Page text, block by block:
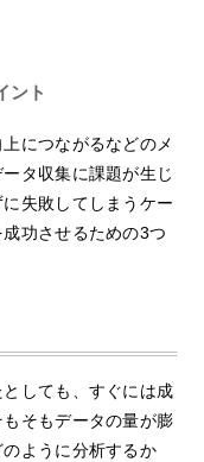
ント
につながるなどのメ
タ収集に課題が生じ
失敗してしまうケー
功させるための3つ
しても、すぐには成
そもデータの量が膨
ように分析するか